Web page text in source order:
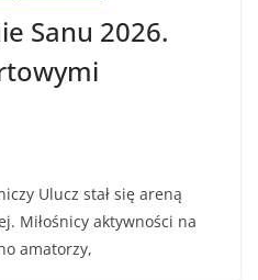
Sanu 2026.
Ulucz stał się areną
Miłośnicy aktywności na
amatorzy,